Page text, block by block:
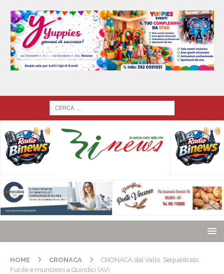
HOME CRONACA
CRONACA dal Vallo. Sequestrato
Fucile e munizioni a Quindici (AV)